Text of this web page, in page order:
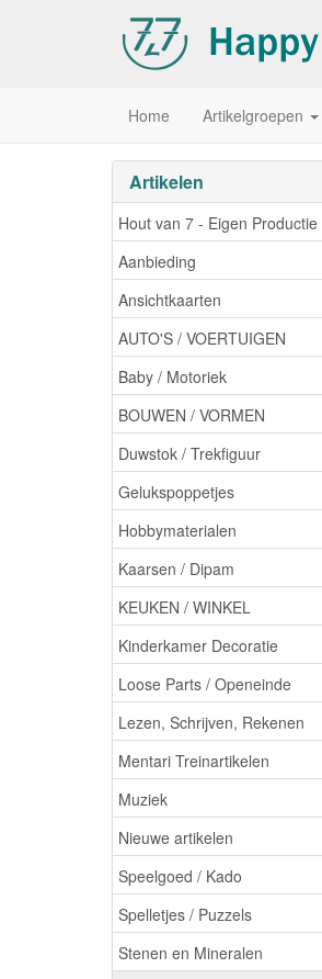
Home Artikelgroepen
Artikelen
Hout van 7 - Eigen Productie
Aanbieding
Ansichtkaarten
AUTO'S / VOERTUIGEN
Baby / Motoriek
BOUWEN / VORMEN
Duwstok / Trekfiguur
Gelukspoppetjes
Hobbymaterialen
Kaarsen / Dipam
KEUKEN / WINKEL
Kinderkamer Decoratie
Loose Parts / Openeinde
Lezen, Schrijven, Rekenen
Mentari Treinartikelen
Muziek
Nieuwe artikelen
Speelgoed / Kado
Spelletjes / Puzzels
Stenen en Mineralen